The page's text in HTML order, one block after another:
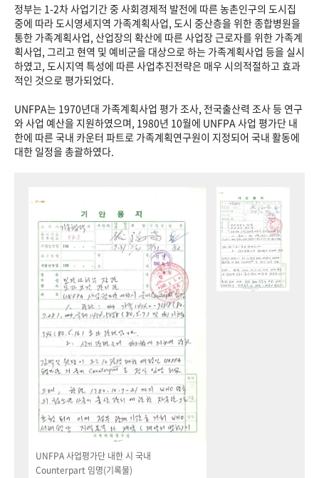
정부는 1-2차 사업기간 중 사회경제적 발전에 따른 농촌인구의 도시집
중에 따라 도시영세지역 가족계획사업, 도시 중산층을 위한 종합병원을
통한 가족계획사업, 산업장의 확산에 따른 사업장 근로자를 위한 가족계
획사업, 그리고 현역 및 예비군을 대상으로 하는 가족계획사업 등을 실시
하였고, 도시지역 특성에 따른 사업추진전략은 매우 시의적절하고 효과
적인 것으로 평가되었다.
UNFPA는 1970년대 가족계획사업 평가 조사, 전국출산력 조사 등 연구
와 사업 예산을 지원하였으며, 1980년 10월에 UNFPA 사업 평가단 내
한에 따른 국내 카운터 파트로 가족계획연구원이 지정되어 국내 활동에
대한 일정을 총괄하였다.
UNFPA 사업평가단 내한 시 국내
Counterpart 임명(기록물)